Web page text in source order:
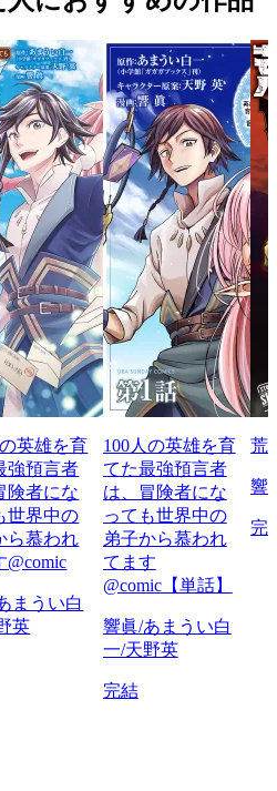
英雄を育
強預言者
険者にな
世界中の
ら慕われ
@comic
まうい白
英
100人の英雄を育
てた最強預言者
は、冒険者にな
っても世界中の
弟子から慕われ
てます
@comic【単話】
響眞/あまうい白
一/天野英
完結
荒
響
完